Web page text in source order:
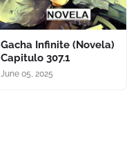
Gacha Infinite (Novela)
Capitulo 307.1
June 05, 2025